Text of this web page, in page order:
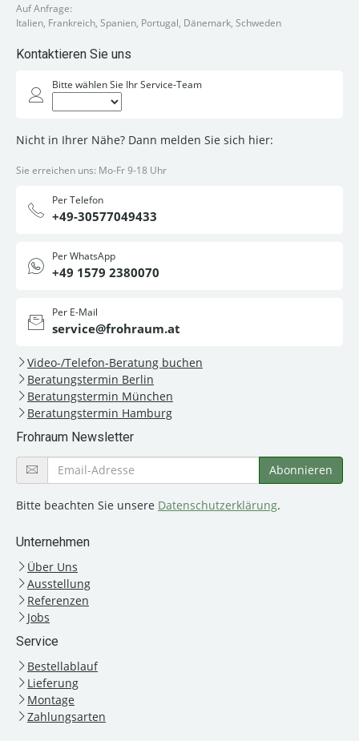
Auf Anfrage:
Italien, Frankreich, Spanien, Portugal, Dänemark, Schweden
Kontaktieren Sie uns
Bitte wählen Sie Ihr Service-Team
Nicht in Ihrer Nähe? Dann melden Sie sich hier:
Sie erreichen uns: Mo-Fr 9-18 Uhr
Per Telefon
+49-30577049433
Per WhatsApp
+49 1579 2380070
Per E-Mail
service@frohraum.at
Video-/Telefon-Beratung buchen
Beratungstermin Berlin
Beratungstermin München
Beratungstermin Hamburg
Frohraum Newsletter
Bitte beachten Sie unsere Datenschutzerklärung.
Unternehmen
Über Uns
Ausstellung
Referenzen
Jobs
Service
Bestellablauf
Lieferung
Montage
Zahlungsarten